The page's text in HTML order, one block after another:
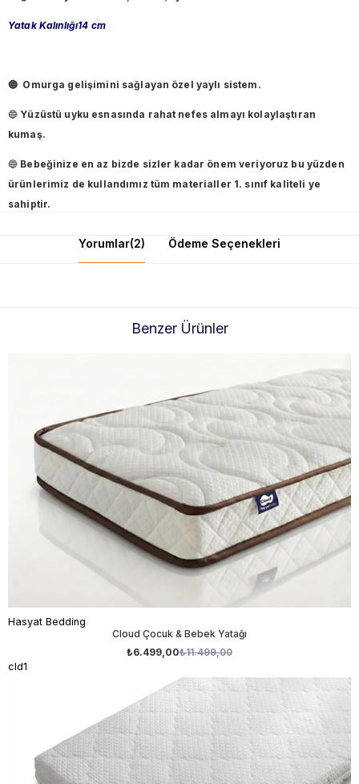
Yatak Kalınlığı14 cm
🔵 Omurga gelişimini sağlayan özel yaylı sistem.
🔵 Yüzüstü uyku esnasında rahat nefes almayı kolaylaştıran
kumaş.
🔵 Bebeğinize en az bizde sizler kadar önem veriyoruz bu yüzden
ürünlerimiz de kullandımız tüm materialler 1. sınıf kaliteli ye
sahiptir.
Yorumlar(2) Ödeme Seçenekleri
Benzer Ürünler
Hasyat Bedding
Cloud Çocuk & Bebek Yatağı
₺11.499,00
₺6.499,00
cld1